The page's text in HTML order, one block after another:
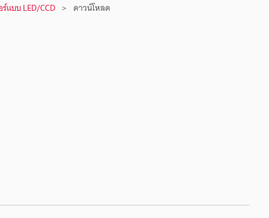
แบบ LED/CCD ดาวน์โหลด